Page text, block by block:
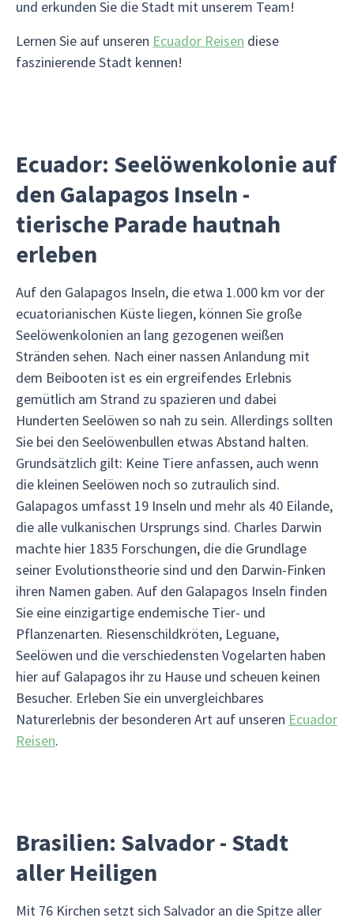
und erkunden Sie die Stadt mit unserem Team!
Lernen Sie auf unseren Ecuador Reisen diese
faszinierende Stadt kennen!
Ecuador: Seelöwenkolonie auf
den Galapagos Inseln -
tierische Parade hautnah
erleben
Auf den Galapagos Inseln, die etwa 1.000 km vor der
ecuatorianischen Küste liegen, können Sie große
Seelöwenkolonien an lang gezogenen weißen
Stränden sehen. Nach einer nassen Anlandung mit
dem Beibooten ist es ein ergreifendes Erlebnis
gemütlich am Strand zu spazieren und dabei
Hunderten Seelöwen so nah zu sein. Allerdings sollten
Sie bei den Seelöwenbullen etwas Abstand halten.
Grundsätzlich gilt: Keine Tiere anfassen, auch wenn
die kleinen Seelöwen noch so zutraulich sind.
Galapagos umfasst 19 Inseln und mehr als 40 Eilande,
die alle vulkanischen Ursprungs sind. Charles Darwin
machte hier 1835 Forschungen, die die Grundlage
seiner Evolutionstheorie sind und den Darwin-Finken
ihren Namen gaben. Auf den Galapagos Inseln finden
Sie eine einzigartige endemische Tier- und
Pflanzenarten. Riesenschildkröten, Leguane,
Seelöwen und die verschiedensten Vogelarten haben
hier auf Galapagos ihr zu Hause und scheuen keinen
Besucher. Erleben Sie ein unvergleichbares
Naturerlebnis der besonderen Art auf unseren Ecuador
Reisen.
Brasilien: Salvador - Stadt
aller Heiligen
Mit 76 Kirchen setzt sich Salvador an die Spitze aller